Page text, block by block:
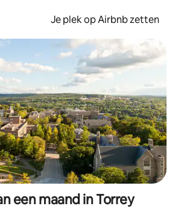
Je plek op Airbnb zetten
een maand in Torrey